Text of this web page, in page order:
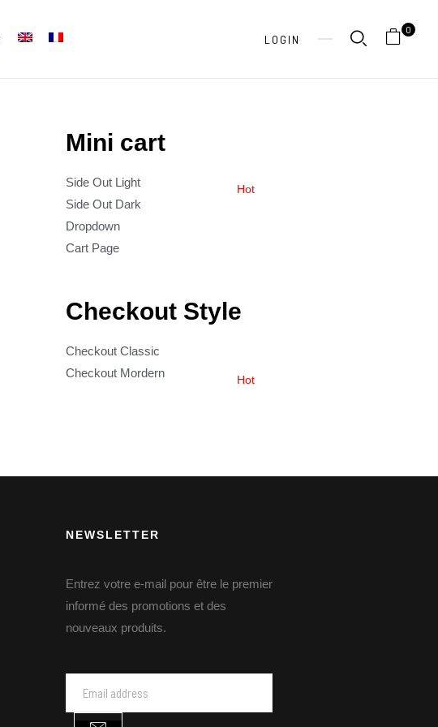
LOGIN
0
Mini cart
Side Out Light Hot
Side Out Dark
Dropdown
Cart Page
Checkout Style
Checkout Classic
Checkout Mordern
Hot
NEWSLETTER
Entrez votre e-mail pour être le premier
informé des promotions et des
nouveaux produits.